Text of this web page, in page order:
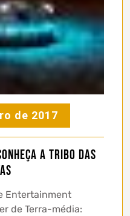
de 2017
a Tribo das
Entertainment
de Terra-média: